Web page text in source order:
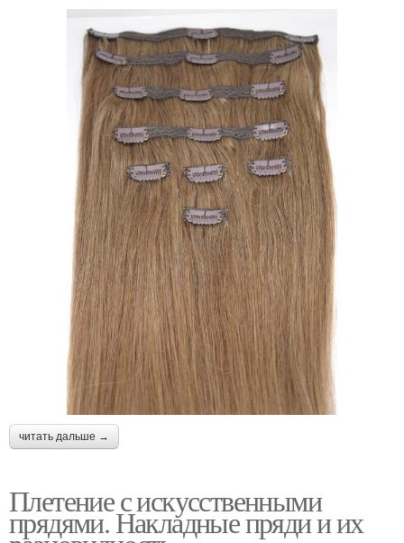
читать дальше →
Плетение с искусственными
прядями. Накладные пряди и их